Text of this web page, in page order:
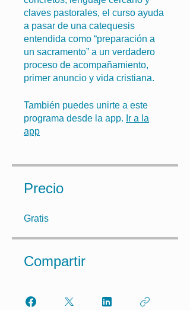
claves pastorales, el curso ayuda
a pasar de una catequesis
entendida como “preparación a
un sacramento” a un verdadero
proceso de acompañamiento,
primer anuncio y vida cristiana.
También puedes unirte a este
programa desde la app. Ir a la
app
Precio
Gratis
Compartir